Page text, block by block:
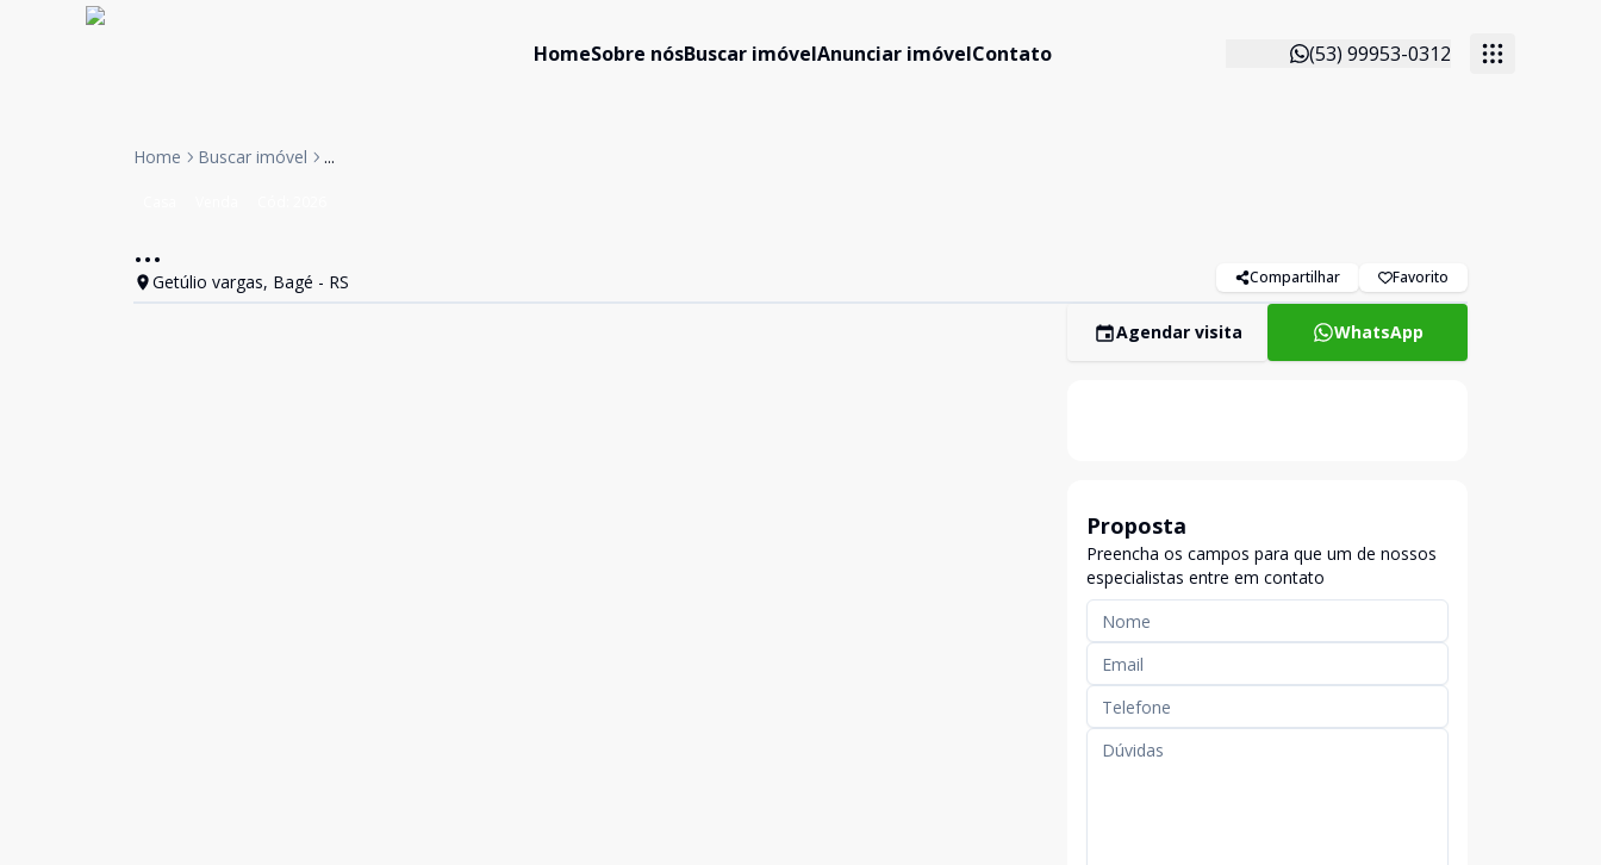
HomeSobre nósBuscar imóvelAnunciar imóvelContato (53) 99953-0312
Home Buscar imóvel ...
...
Getúlio vargas, Bagé - RS Compartilhar Favorito
Agendar visita WhatsApp
Proposta
Preencha os campos para que um de nossos
especialistas entre em contato